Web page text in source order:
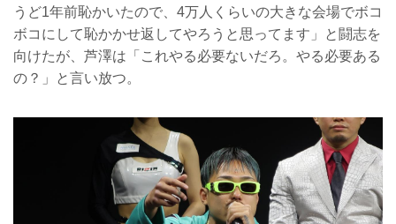
うど1年前恥かいたので、4万人くらいの大きな会場でボコ
ボコにして恥かかせ返してやろうと思ってます」と闘志を
向けたが、芦澤は「これやる必要ないだろ。やる必要ある
の？」と言い放つ。